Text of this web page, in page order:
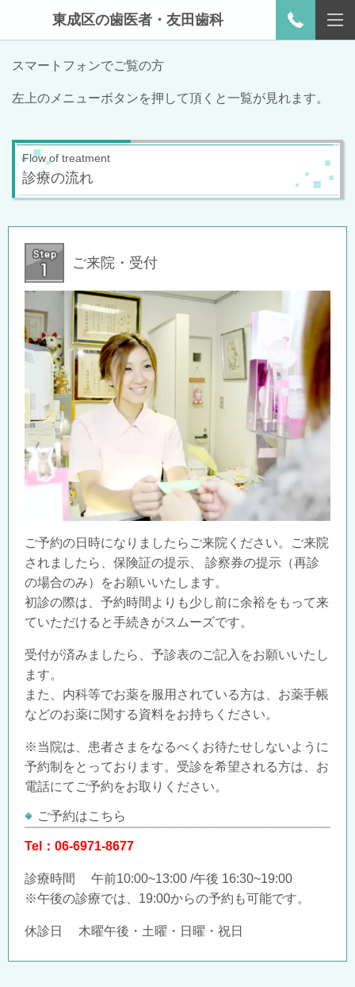
東成区の歯医者・友田歯科
スマートフォンでご覧の方
左上のメニューボタンを押して頂くと一覧が見れます。
Flow of treatment
診療の流れ
ご来院・受付
ご予約の日時になりましたらご来院ください。ご来院
されましたら、保険証の提示、 診察券の提示（再診
の場合のみ）をお願いいたします。
初診の際は、予約時間よりも少し前に余裕をもって来
ていただけると手続きがスムーズです。
受付が済みましたら、予診表のご記入をお願いいたし
ます。
また、内科等でお薬を服用されている方は、お薬手帳
などのお薬に関する資料をお持ちください。
※当院は、患者さまをなるべくお待たせしないように
予約制をとっております。受診を希望される方は、お
電話にてご予約をお取りください。
ご予約はこちら
Tel：06-6971-8677
診療時間 午前10:00~13:00 /午後 16:30~19:00
※午後の診療では、19:00からの予約も可能です。
休診日 木曜午後・土曜・日曜・祝日